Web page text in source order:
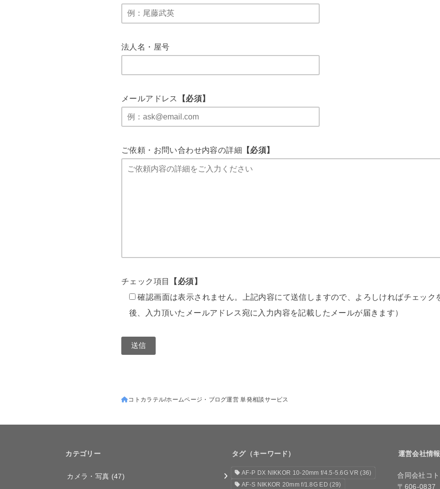
法人名・屋号
メールアドレス 【必須】
ご依頼・お問い合わせ内容の詳細 【必須】
チェック項目
【必須】
確認画面は表示されません。上記内容にて送信しますので、よろしければチェック
後、入力頂いたメールアドレス宛に入力内容を記載したメールが届きます）
t
コトカラテル ホームページ・ブログ運営 単発相談サービス
カテゴリー
カメラ・写真 (47)
タグ（キーワード）
AF-P DX NIKKOR 10-20mm f/4.5-5.6G VR (36)
AF-S NIKKOR 20mm f/1.8G ED (29)
運営会社情報
合同会社コ
〒606-0837